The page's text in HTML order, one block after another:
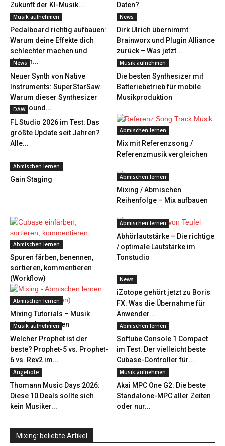
Zukunft der KI-Musik...
Daten?
Musik aufnehmen
Pedalboard richtig aufbauen:
Warum deine Effekte dich
schlechter machen und
deinen...
News
Dirk Ulrich übernimmt
Brainworx und Plugin Alliance
zurück – Was jetzt...
News
Neuer Synth von Native
Instruments: SuperStarSaw.
Warum dieser Synthesizer
den Sound...
Musik aufnehmen
Die besten Synthesizer mit
Batteriebetrieb für mobile
Musikproduktion
DAW
FL Studio 2026 im Test: Das
größte Update seit Jahren?
Alle...
Abmischen lernen
Mix mit Referenzsong /
Referenzmusik vergleichen
Abmischen lernen
Gain Staging Abmischen lernen
Mixing / Abmischen
Reihenfolge – Mix aufbauen
Abmischen lernen
Spuren färben, benennen,
sortieren, kommentieren
(Workflow)
Abmischen lernen
Abhörlautstärke – Die richtige
/ optimale Lautstärke im
Tonstudio
Abmischen lernen
Mixing Tutorials – Musik
abmischen lernen
News
iZotope gehört jetzt zu Boris
FX: Was die Übernahme für
Anwender...
Musik aufnehmen
Welcher Prophet ist der
beste? Prophet-5 vs. Prophet-
6 vs. Rev2 im...
Abmischen lernen
Softube Console 1 Compact
im Test: Der vielleicht beste
Cubase-Controller für...
Angebote
Thomann Music Days 2026:
Diese 10 Deals sollte sich
kein Musiker...
Musik aufnehmen
Akai MPC One G2: Die beste
Standalone-MPC aller Zeiten
oder nur...
Mixing: beliebte Artikel